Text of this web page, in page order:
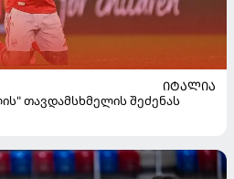
ᲘᲢᲐᲚᲘᲐ
თავდამსხმელის შეძენას